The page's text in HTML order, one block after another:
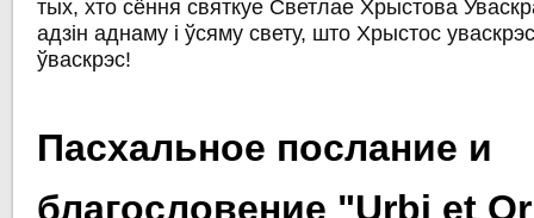
тых, хто сёння святкуе Светлае Хрыстова
адзін аднаму і ўсяму свету, што Хрыстос
ўваскрэс!
Пасхальное послание и
благословение "Urbi et